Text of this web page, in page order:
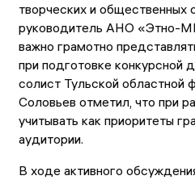
творческих и общественных
руководитель АНО «Этно-
важно грамотно
при подготовке конкурсной
солист Тульской областной
Соловьев отметил, что при
учитывать как приоритеты
аудитории.
В ходе активного